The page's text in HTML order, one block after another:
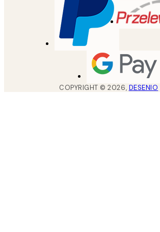
COPYRIGHT ©2026, DESENIO